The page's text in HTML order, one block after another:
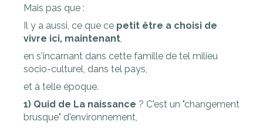
Mais pas que :
Il y a aussi, ce que ce petit être a choisi de
vivre ici, maintenant
en s'incarnant dans cette famille de tel milieu
socio-culturel, dans tel pays,
et à telle époque.
1) Quid de La naissance ? C'est un "changement
brusque" d'environnement,